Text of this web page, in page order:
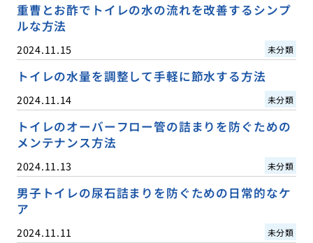
重曹とお酢でトイレの水の流れを改善するシンプ
ルな方法
2024.11.15 未分類
トイレの水量を調整して手軽に節水する方法
2024.11.14 未分類
トイレのオーバーフロー管の詰まりを防ぐための
メンテナンス方法
2024.11.13 未分類
男子トイレの尿石詰まりを防ぐための日常的なケ
ア
2024.11.11 未分類